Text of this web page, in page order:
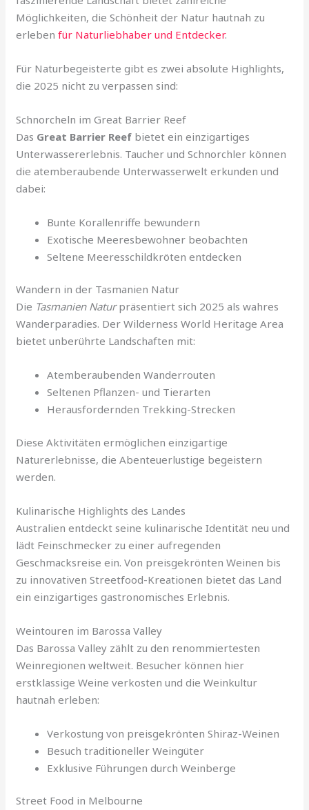
Möglichkeiten, die Schönheit der Natur hautnah zu
erlebenfür Naturliebhaber und Entdecker.
Für Naturbegeisterte gibt es zwei absolute Highlights,
die 2025 nicht zu verpassen sind:
Schnorcheln im Great Barrier Reef
Das Great Barrier Reef bietet ein einzigartiges
Unterwassererlebnis. Taucher und Schnorchler können
die atemberaubende Unterwasserwelt erkunden und
dabei:
Bunte Korallenriffe bewundern
Exotische Meeresbewohner beobachten
Seltene Meeresschildkröten entdecken
Wandern in der Tasmanien Natur
Die Tasmanien Naturpräsentiert sich 2025 als wahres
Wanderparadies. Der Wilderness World Heritage Area
bietet unberührte Landschaften mit:
Atemberaubenden Wanderrouten
Seltenen Pflanzen- und Tierarten
Herausfordernden Trekking-Strecken
Diese Aktivitäten ermöglichen einzigartige
Naturerlebnisse, die Abenteuerlustige begeistern
werden.
Kulinarische Highlights des Landes
Australien entdeckt seine kulinarische Identität neu und
lädt Feinschmecker zu einer aufregenden
Geschmacksreise ein. Von preisgekrönten Weinen bis
zu innovativen Streetfood-Kreationen bietet das Land
ein einzigartiges gastronomisches Erlebnis.
Weintouren im Barossa Valley
Das Barossa Valley zählt zu den renommiertesten
Weinregionen weltweit. Besucher können hier
erstklassige Weine verkosten und die Weinkultur
hautnah erleben:
Verkostung von preisgekrönten Shiraz-Weinen
Besuch traditioneller Weingüter
Exklusive Führungen durch Weinberge
Street Food in Melbourne